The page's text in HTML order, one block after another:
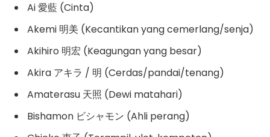
Ai 愛藍 (Cinta)
Akemi 明美 (Kecantikan yang cemerlang/senja)
Akihiro 明宏 (Keagungan yang besar)
Akira アキラ / 明 (Cerdas/pandai/tenang)
Amaterasu 天照 (Dewi matahari)
Bishamon ビシャモン (Ahli perang)